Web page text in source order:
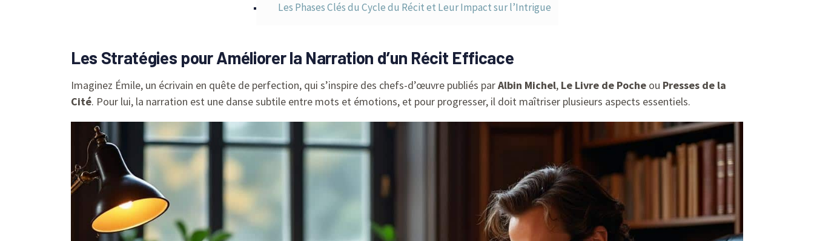
Les Phases Clés du Cycle du Récit et Leur Impact sur l’Intrigue
Les Stratégies pour Améliorer la Narration d’un Récit Efficace
Imaginez Émile, un écrivain en quête de perfection, qui s’inspire des chefs-d’œuvre publiés parAlbin Michel, Le Livre de Poche ou Presses de la
Cité. Pour lui, la narration est une danse subtile entre mots et émotions, et pour progresser, il doit maîtriser plusieurs aspects essentiels.